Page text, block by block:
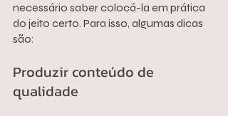
necessário saber colocá-la em prática
do jeito certo. Para isso, algumas dicas
são:
Produzir conteúdo de
qualidade